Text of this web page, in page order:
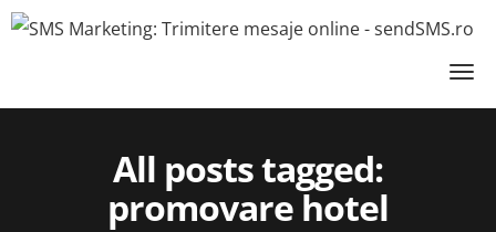
All posts tagged:
promovare hotel